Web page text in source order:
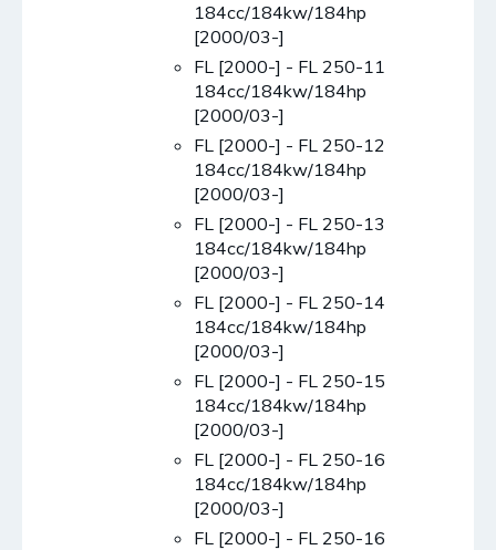
184cc/184kw/184hp
[2000/03-]
FL [2000-] - FL 250-11
184cc/184kw/184hp
[2000/03-]
FL [2000-] - FL 250-12
184cc/184kw/184hp
[2000/03-]
FL [2000-] - FL 250-13
184cc/184kw/184hp
[2000/03-]
FL [2000-] - FL 250-14
184cc/184kw/184hp
[2000/03-]
FL [2000-] - FL 250-15
184cc/184kw/184hp
[2000/03-]
FL [2000-] - FL 250-16
184cc/184kw/184hp
[2000/03-]
FL [2000-] - FL 250-16